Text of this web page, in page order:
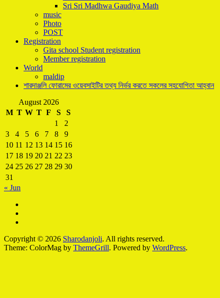
Sri Sri Madhwa Gaudiya Math
music
Photo
POST
Registration
Gita school Student registration
Member registration
World
maldip
শারদাঞ্জলি ফোরামের ওয়েবসাইটির তথ্য নির্ভর করতে সকলের সহযোগিতা আহ্বান
August 2026
M T W T F S
S
1
2
3
4 5 6 7 8
9
10 11 12 13 14 15 16
17 18 19 20 21 22 23
24 25 26 27 28 29 30
31
« Jun
Copyright © 2026 Sharodanjoli. All rights reserved.
Theme: ColorMag by ThemeGrill. Powered by WordPress.